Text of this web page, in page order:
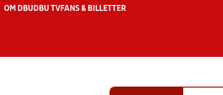
OM DBU DBU TV FANS & BILLETTER